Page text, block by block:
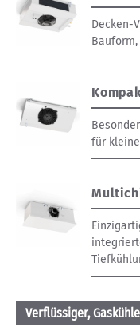
Decken-
für
Verflüssiger,